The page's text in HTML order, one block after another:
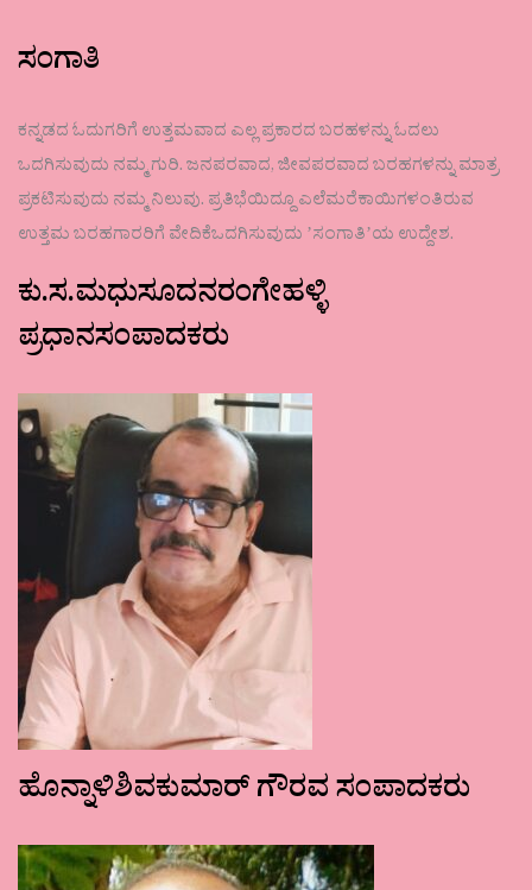
ಸಂಗಾತಿ
ಕನ್ನಡದ ಓದುಗರಿಗೆ ಉತ್ತಮವಾದ ಎಲ್ಲ ಪ್ರಕಾರದ ಬರಹಳನ್ನು ಓದಲು
ಒದಗಿಸುವುದು ನಮ್ಮ ಗುರಿ. ಜನಪರವಾದ, ಜೀವಪರವಾದ ಬರಹಗಳನ್ನು ಮಾತ್ರ
ಪ್ರಕಟಿಸುವುದು ನಮ್ಮ ನಿಲುವು. ಪ್ರತಿಭೆಯಿದ್ದೂ ಎಲೆಮರೆಕಾಯಿಗಳಂತಿರುವ
ಉತ್ತಮ ಬರಹಗಾರರಿಗೆ ವೇದಿಕೆಒದಗಿಸುವುದು ʼಸಂಗಾತಿʼಯ ಉದ್ದೇಶ.
ಕು.ಸ.ಮಧುಸೂದನರಂಗೇಹಳ್ಳಿ
ಪ್ರಧಾನಸಂಪಾದಕರು
ಹೊನ್ನಾಳಿಶಿವಕುಮಾರ್ ಗೌರವ ಸಂಪಾದಕರು